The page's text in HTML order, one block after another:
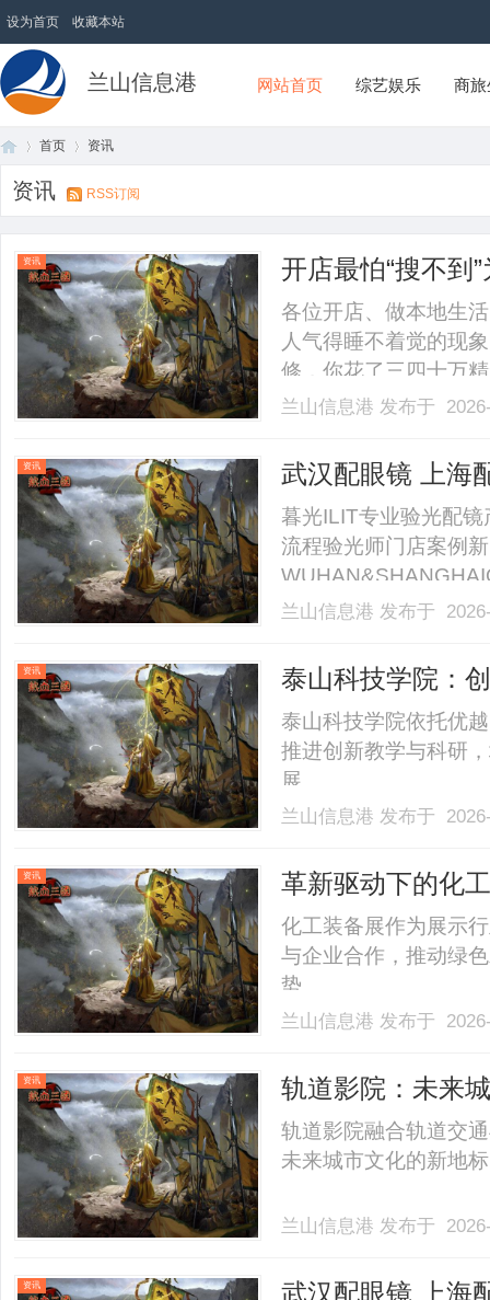
设为首页 收藏本站
兰山信息港 网站首页 综艺娱乐 商
首页 资讯
资讯 RSS订阅
资讯
开店最怕“搜不到
他免费派单？
各位开店、做本地生
人气得睡不着觉的现
修，你花了三四十万
选的都是好料、用的
个团购套餐都没上，
同.........
兰山信息港 发布于
资讯 武汉配眼镜 上海
暮光ILIT专业验光配
流程验光师门店案例
业验光配镜的写字楼
40%-60%优惠，兼顾
兰山信息港 发布于
资讯 泰山科技学院：
泰山科技学院依托优
推进创新教学与科研
展。......
兰山信息港 发布于
资讯 革新驱动下的化
化工装备展作为展示
与企业合作，推动绿
势。......
兰山信息港 发布于
资讯 轨道影院：未来
轨道影院融合轨道交
未来城市文化的新地
兰山信息港 发布于
资讯 武汉配眼镜 上海